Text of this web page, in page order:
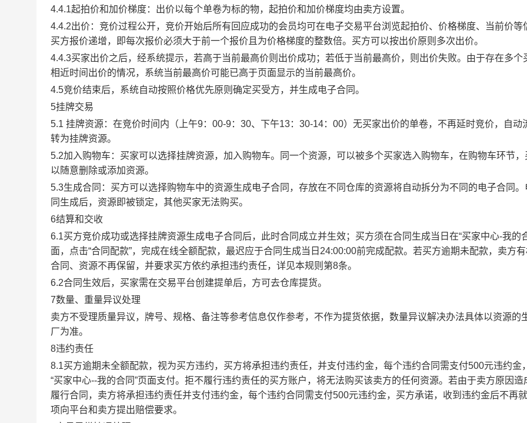
4.4.1起拍价和加价梯度：出价以每个单卷为标的物，起拍价和加价梯度均由卖方设置。
4.4.2出价：竞价过程公开，竞价开始后所有回应成功的会员均可在电子交易平台浏览起拍价、价格梯度、当前价等
买方报价递增，即每次报价必须大于前一个报价且为价格梯度的整数倍。买方可以按出价原则多次出价。
4.4.3买家出价之后，经系统提示，若高于当前最高价则出价成功；若低于当前最高价，则出价失败。由于存在多个
相近时间出价的情况，系统当前最高价可能已高于页面显示的当前最高价。
4.5竞价结束后，系统自动按照价格优先原则确定买受方，并生成电子合同。
5挂牌交易
5.1 挂牌资源：在竞价时间内（上午9：00-9：30、下午13：30-14：00）无买家出价的单卷，不再延时竞价，自动
转为挂牌资源。
5.2加入购物车：买家可以选择挂牌资源，加入购物车。同一个资源，可以被多个买家选入购物车，在购物车环节，
以随意删除或添加资源。
5.3生成合同：买方可以选择购物车中的资源生成电子合同，存放在不同仓库的资源将自动拆分为不同的电子合同。
同生成后，资源即被锁定，其他买家无法购买。
6结算和交收
6.1买方竞价成功或选择挂牌资源生成电子合同后，此时合同成立并生效；买方须在合同生成当日在“买家中心-我的
面，点击“合同配款”，完成在线全额配款，最迟应于合同生成当日24:00:00前完成配款。若买方逾期未配款，卖方
合同、资源不再保留，并要求买方依约承担违约责任，详见本规则第8条。
6.2合同生效后，买家需在交易平台创建提单后，方可去仓库提货。
7数量、重量异议处理
卖方不受理质量异议，牌号、规格、备注等参考信息仅作参考，不作为提货依据，数量异议解决办法具体以资源的
厂为准。
8违约责任
8.1买方逾期未全额配款，视为买方违约，买方将承担违约责任，并支付违约金，每个违约合同需支付500元违约金
“买家中心--我的合同”页面支付。拒不履行违约责任的买方账户，将无法购买该卖方的任何资源。若由于卖方原因造
履行合同，卖方将承担违约责任并支付违约金，每个违约合同需支付500元违约金，买方承诺，收到违约金后不再
项向平台和卖方提出赔偿要求。